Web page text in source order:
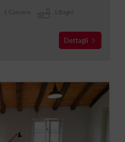
1 Camere 1 Bagni
Dettagli